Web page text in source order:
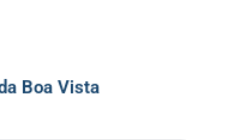
Boa Vista